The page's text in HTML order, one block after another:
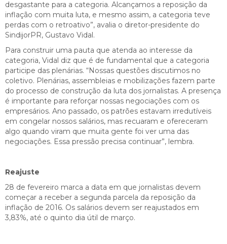
desgastante para a categoria. Alcançamos a reposição da
inflação com muita luta, e mesmo assim, a categoria teve
perdas com o retroativo”, avalia o diretor-presidente do
SindijorPR, Gustavo Vidal.
Para construir uma pauta que atenda ao interesse da
categoria, Vidal diz que é de fundamental que a categoria
participe das plenárias. “Nossas questões discutimos no
coletivo. Plenárias, assembleias e mobilizações fazem parte
do processo de construção da luta dos jornalistas. A presença
é importante para reforçar nossas negociações com os
empresários. Ano passado, os patrões estavam irredutíveis
em congelar nossos salários, mas recuaram e ofereceram
algo quando viram que muita gente foi ver uma das
negociações. Essa pressão precisa continuar”, lembra.
Reajuste
28 de fevereiro marca a data em que jornalistas devem
começar a receber a segunda parcela da reposição da
inflação de 2016. Os salários devem ser reajustados em
3,83%, até o quinto dia útil de março.